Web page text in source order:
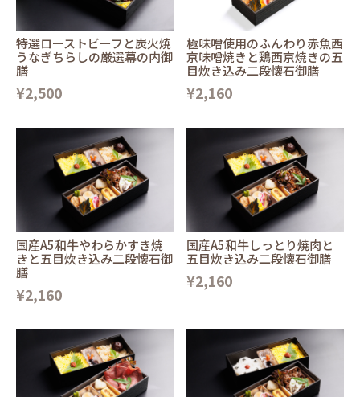
特選ローストビーフと炭火焼
うなぎちらしの厳選幕の内御
膳
¥2,500
極味噌使用のふんわり赤魚西
京味噌焼きと鶏西京焼きの五
目炊き込み二段懐石御膳
¥2,160
国産A5和牛やわらかすき焼
きと五目炊き込み二段懐石御
膳
¥2,160
国産A5和牛しっとり焼肉と
五目炊き込み二段懐石御膳
¥2,160